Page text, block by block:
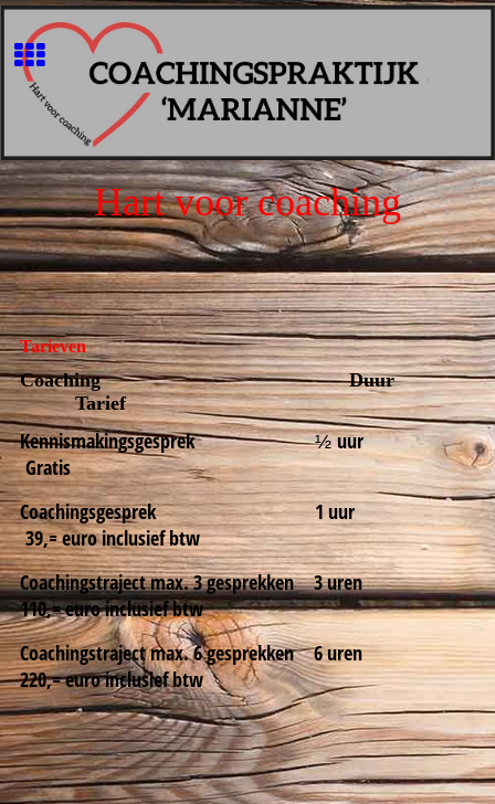
Hart voor coaching
Tarieven
Coaching Duur
Tarief
Kennismakingsgesprek½uur
Gratis
Coachingsgesprek 1 uur
39,= euro inclusief btw
Coachingstraject max. 3 gesprekken 3 uren
110,= euro inclusief btw
Coachingstraject max. 6 gesprekken 6 uren
220,= euro inclusief btw